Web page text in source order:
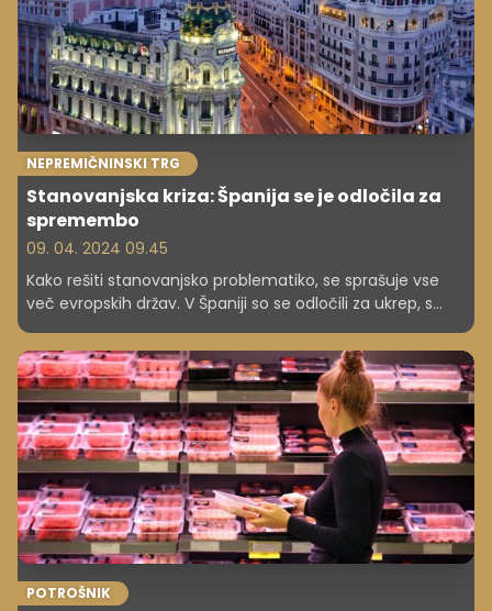
NEPREMIČNINSKI TRG
Stanovanjska kriza: Španija se je odločila za
spremembo
09. 04. 2024 09.45
Kako rešiti stanovanjsko problematiko, se sprašuje vse
več evropskih držav. V Španiji so se odločili za ukrep, s
POTROŠNIK